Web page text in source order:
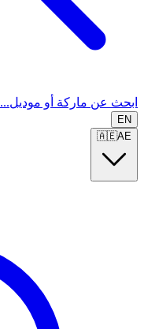
ابحث عن ماركة أو موديل...
EN
🇦🇪AE